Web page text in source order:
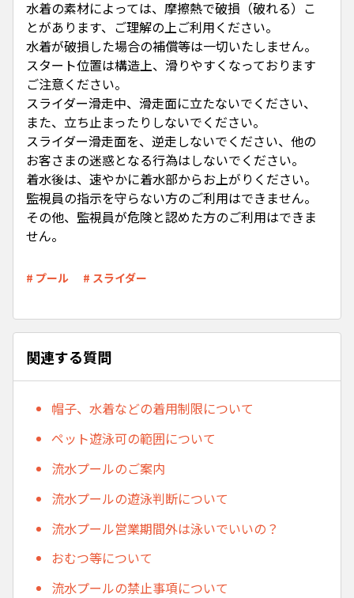
水着の素材によっては、摩擦熱で破損（破れる）こ
とがあります、ご理解の上ご利用ください。
水着が破損した場合の補償等は一切いたしません。
スタート位置は構造上、滑りやすくなっております
ご注意ください。
スライダー滑走中、滑走面に立たないでください、
また、立ち止まったりしないでください。
スライダー滑走面を、逆走しないでください、他の
お客さまの迷惑となる行為はしないでください。
着水後は、速やかに着水部からお上がりください。
監視員の指示を守らない方のご利用はできません。
その他、監視員が危険と認めた方のご利用はできま
せん。
# プール # スライダー
関連する質問
帽子、水着などの着用制限について
ペット遊泳可の範囲について
流水プールのご案内
流水プールの遊泳判断について
流水プール営業期間外は泳いでいいの？
おむつ等について
流水プールの禁止事項について